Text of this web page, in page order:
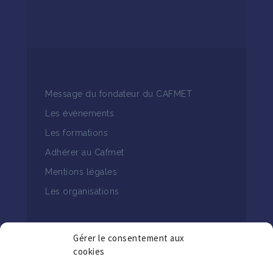
Gérer le consentement aux
cookies
Message du fondateur du CAFMET
Les évènements
Les formations
Adhérer au Cafmet
Mentions légales
Les organisations